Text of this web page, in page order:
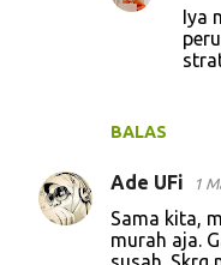
BALAS
Iya
Ade UFi 1
Sama kita,
murah aja.